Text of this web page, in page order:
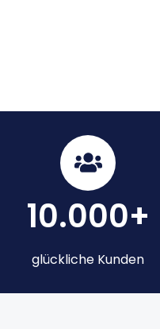
10.000+
glückliche Kunden